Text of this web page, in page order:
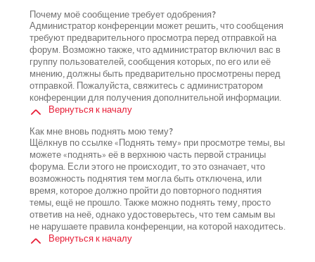
Почему моё сообщение требует одобрения?
Администратор конференции может решить, что сообщения
требуют предварительного просмотра перед отправкой на
форум. Возможно также, что администратор включил вас в
группу пользователей, сообщения которых, по его или её
мнению, должны быть предварительно просмотрены перед
отправкой. Пожалуйста, свяжитесь с администратором
конференции для получения дополнительной информации.
Вернуться к началу
Как мне вновь поднять мою тему?
Щёлкнув по ссылке «Поднять тему» при просмотре темы, вы
можете «поднять» её в верхнюю часть первой страницы
форума. Если этого не происходит, то это означает, что
возможность поднятия тем могла быть отключена, или
время, которое должно пройти до повторного поднятия
темы, ещё не прошло. Также можно поднять тему, просто
ответив на неё, однако удостоверьтесь, что тем самым вы
не нарушаете правила конференции, на которой находитесь.
Вернуться к началу